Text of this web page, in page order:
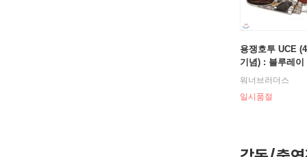
용쟁호투 UCE
기념) : 블루레이
워너브러더스
일시품절